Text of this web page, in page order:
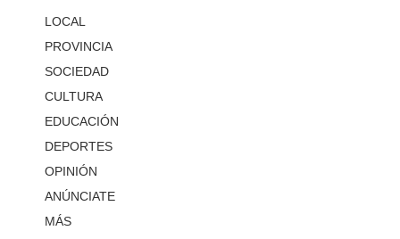
LOCAL
PROVINCIA
SOCIEDAD
CULTURA
EDUCACIÓN
DEPORTES
OPINIÓN
ANÚNCIATE
MÁS